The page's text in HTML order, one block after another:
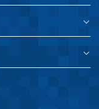
в
сookies
параметры